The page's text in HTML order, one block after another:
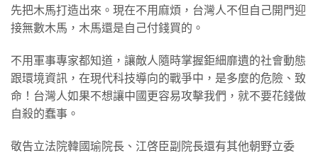
先把木馬打造出來。現在不用麻煩，台灣人不但自己開門迎
接無數木馬，木馬還是自己付錢買的。
不用軍事專家都知道，讓敵人隨時掌握鉅細靡遺的社會動態
跟環境資訊，在現代科技導向的戰爭中，是多麼的危險、致
命！台灣人如果不想讓中國更容易攻擊我們，就不要花錢做
自殺的蠢事。
敬告立法院韓國瑜院長、江啓臣副院長還有其他朝野立委